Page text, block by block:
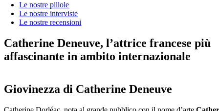
Le nostre pillole
Le nostre interviste
Le nostre recensioni
Catherine Deneuve, l’attrice francese più
affascinante in ambito internazionale
Giovinezza di Catherine Deneuve